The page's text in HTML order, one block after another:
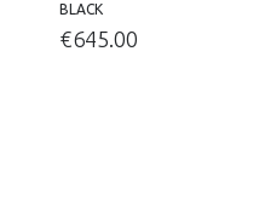
BLACK
€645.00